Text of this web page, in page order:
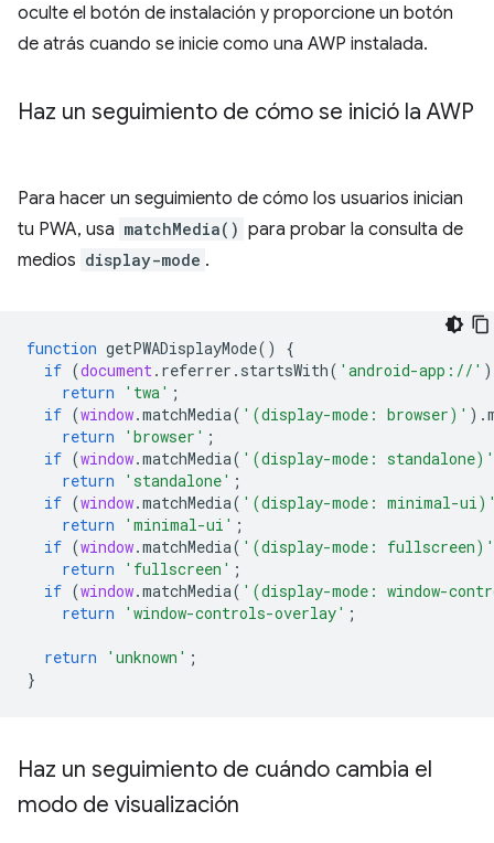
oculte el botón de instalación y proporcione un botón
de atrás cuando se inicie como una AWP instalada.
Haz un seguimiento de cómo se inició la AWP
Para hacer un seguimiento de cómo los usuarios inician
tu PWA, usa matchMedia() para probar la consulta de
medios display-mode .
function getPWADisplayMode()
{
if (document. referrer . startsWith( 'android-app://'
return
'twa' ;
if (window.matchMedia( '(display-mode: browser)' ).
return
'browser' ;
if (window.matchMedia( '(display-mode: standalone)'
return
'standalone' ;
if (window.matchMedia( '(display-mode: minimal-
return
'minimal-ui' ;
if (window.matchMedia( '(display-mode: fullscreen)'
return
'fullscreen' ;
if (window.matchMedia( '(display-mode: window-
return
'window-controls-overlay' ;
return 'unknown' ;
}
Haz un seguimiento de cuándo cambia el
modo de visualización